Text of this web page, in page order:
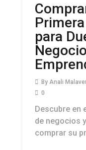
para
By Anali
0
Descubre en
de negocios
comprar su